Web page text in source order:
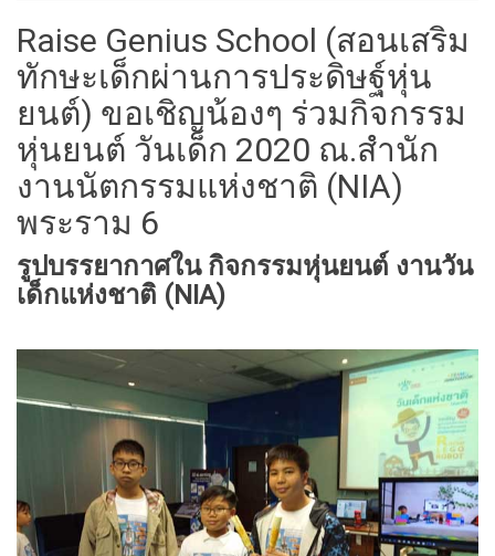
Raise Genius School (สอนเสริม
ทักษะเด็กผ่านการประดิษฐ์หุ่น
ยนต์) ขอเชิญน้องๆ ร่วมกิจกรรม
หุ่นยนต์ วันเด็ก 2020 ณ.สำนัก
งานนัตกรรมแห่งชาติ (NIA)
พระราม 6
รูปบรรยากาศใน กิจกรรมหุ่นยนต์ งานวัน
เด็กแห่งชาติ (NIA)